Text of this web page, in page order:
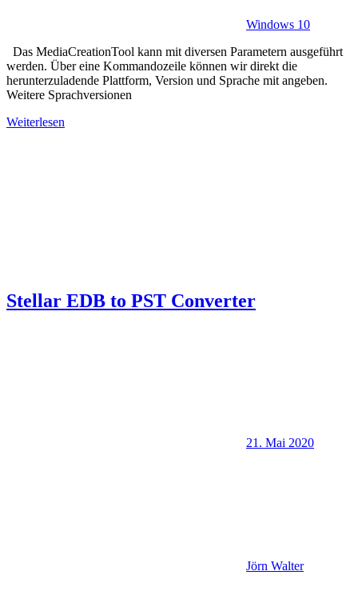
Windows 10
Das MediaCreationTool kann mit diversen Parametern ausgeführt
werden. Über eine Kommandozeile können wir direkt die
herunterzuladende Plattform, Version und Sprache mit angeben.
Weitere Sprachversionen
Weiterlesen
Stellar EDB to PST Converter
21. Mai 2020
Jörn Walter